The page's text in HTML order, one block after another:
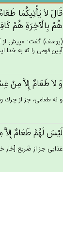
قَال‌َ لاَ يَأْتِيكُمَا
هُمْ‌ بِالْآخِرَة‌ِ هُم‌ْ
(يوسف) گفت: «پيش از
آيين قومى را كه به خدا
وَ لاَ طَعَام‌ٌ إِلاَّ مِن‌ْ
و نه طعامى، جز از چرك و
لَيْس‌َ لَهُم‌ْ طَعَام‌ٌ إِلاَّ
غذايى جز از ضَريع [خار